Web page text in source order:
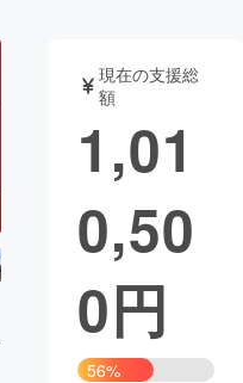
書籍・雑誌
チャレンジ
CAMPFIRE Creation
現在の支援総
額
1,01
0,50
0円
56%